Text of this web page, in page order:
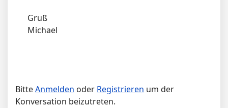
Gruß
Michael
BitteAnmelden oder Registrieren um der
Konversation beizutreten.